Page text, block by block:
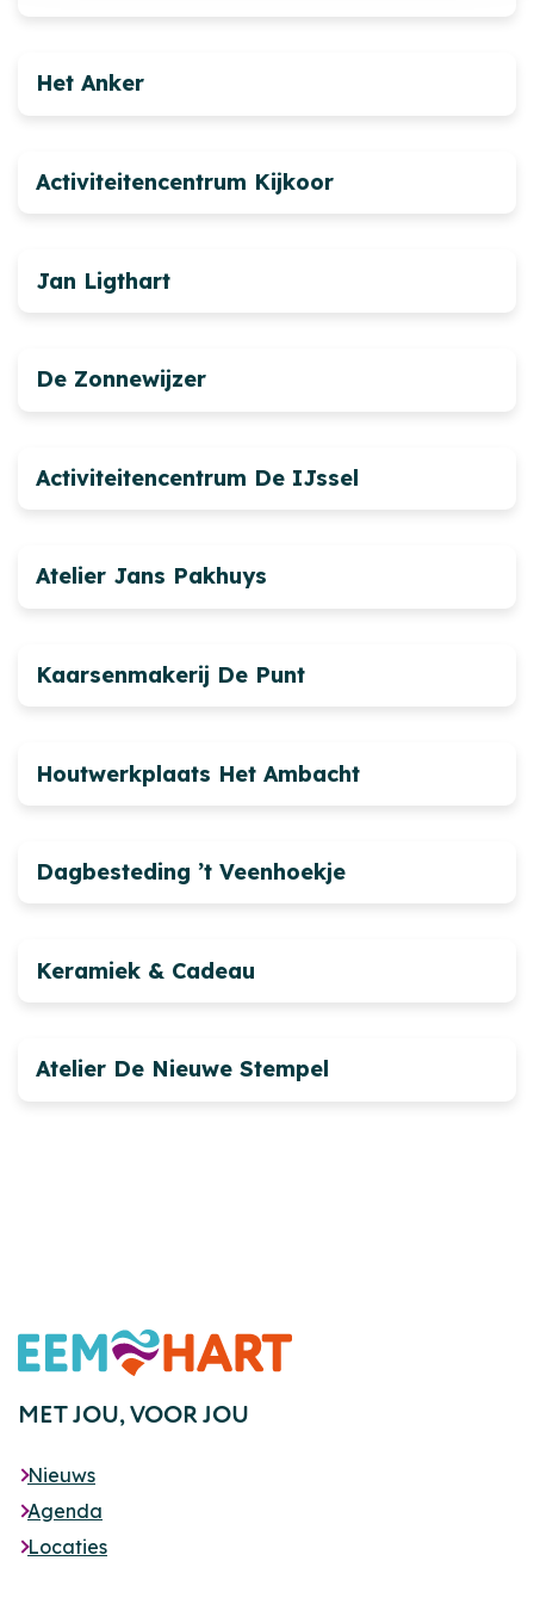
Het Anker
Activiteitencentrum Kijkoor
Jan Ligthart
De Zonnewijzer
Activiteitencentrum De IJssel
Atelier Jans Pakhuys
Kaarsenmakerij De Punt
Houtwerkplaats Het Ambacht
Dagbesteding ’t Veenhoekje
Keramiek & Cadeau
Atelier De Nieuwe Stempel
Footer
MET JOU,VOOR JOU
Nieuws
Agenda
Locaties